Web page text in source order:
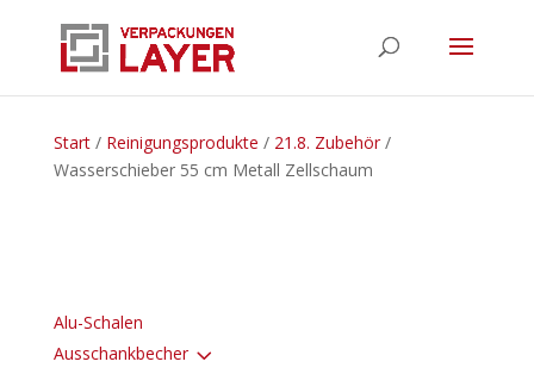
Start/ Reinigungsprodukte / 21.8. Zubehör/
Wasserschieber 55 cm Metall Zellschaum
Alu-Schalen
Ausschankbecher3